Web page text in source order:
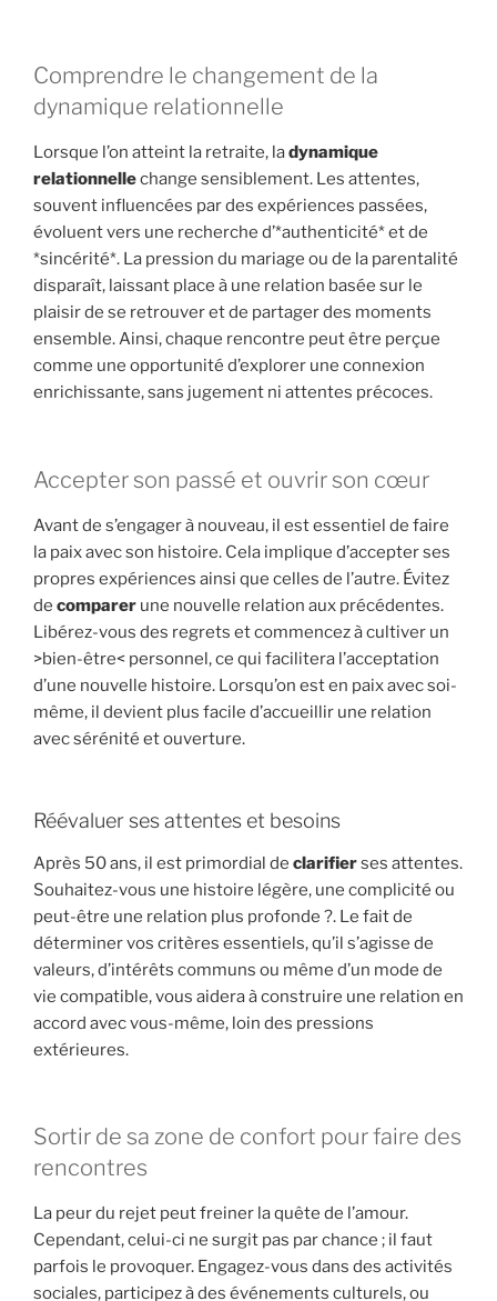
Comprendre le changement de la
dynamique relationnelle
Lorsque l’on atteint la retraite, ladynamique
relationnellechange sensiblement. Les attentes,
souvent influencées par des expériences passées,
évoluent vers une recherche d’*authenticité* et de
*sincérité*. La pression du mariage ou de la parentalité
disparaît, laissant place à une relation basée sur le
plaisir de se retrouver et de partager des moments
ensemble. Ainsi, chaque rencontre peut être perçue
comme une opportunité d’explorer une connexion
enrichissante, sans jugement ni attentes précoces.
Accepter son passé et ouvrir son cœur
Avant de s’engager à nouveau, il est essentiel de faire
la paix avec son histoire. Cela implique d’accepter ses
propres expériences ainsi que celles de l’autre. Évitez
de comparer une nouvelle relation aux précédentes.
Libérez-vous des regrets et commencez à cultiver un
>bien-être< personnel, ce qui facilitera l’acceptation
d’une nouvelle histoire. Lorsqu’on est en paix avec soi-
même, il devient plus facile d’accueillir une relation
avec sérénité et ouverture.
Réévaluer ses attentes et besoins
Après 50 ans, il est primordial de clarifierses attentes.
Souhaitez-vous une histoire légère, une complicité ou
peut-être une relation plus profonde ?. Le fait de
déterminer vos critères essentiels, qu’il s’agisse de
valeurs, d’intérêts communs ou même d’un mode de
vie compatible, vous aidera à construire une relation en
accord avec vous-même, loin des pressions
extérieures.
Sortir de sa zone de confort pour faire des
rencontres
La peur du rejet peut freiner la quête de l’amour.
Cependant, celui-ci ne surgit pas par chance ; il faut
parfois le provoquer. Engagez-vous dans des activités
sociales, participez à des événements culturels, ou